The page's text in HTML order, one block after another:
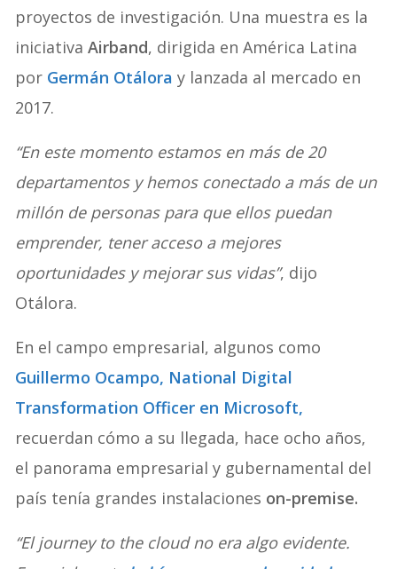
proyectos de investigación. Una muestra es la
iniciativaAirband, dirigida en América Latina
por Germán Otálora y lanzada al mercado en
2017.
“En este momento estamos en más de 20
departamentos y hemos conectado a más de un
millón de personas para que ellos puedan
emprender, tener acceso a mejores
oportunidades y mejorar sus vidas”, dijo
Otálora.
En el campo empresarial, algunos como
Guillermo Ocampo, National Digital
Transformation Officer en Microsoft,
recuerdan cómo a su llegada, hace ocho años,
el panorama empresarial y gubernamental del
país tenía grandes instalaciones on-premise.
“El journey to the cloud no era algo evidente.